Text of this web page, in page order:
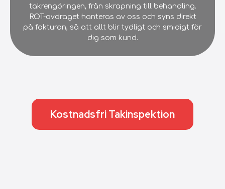
takrengöringen, från skrapning till behandling.
ROT-avdraget hanteras av oss och syns direkt
på fakturan, så att allt blir tydligt och smidigt för
dig som kund.
Kostnadsfri Takinspektion